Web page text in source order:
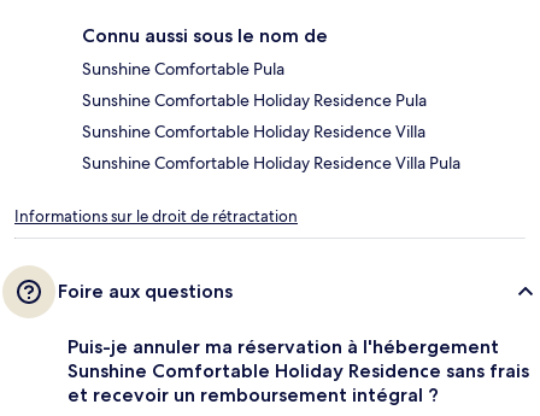
Connu aussi sous le nom de
Sunshine Comfortable Pula
Sunshine Comfortable Holiday Residence Pula
Sunshine Comfortable Holiday Residence Villa
Sunshine Comfortable Holiday Residence Villa Pula
Informations sur le droit de rétractation
Foire aux questions
Puis-je annuler ma réservation à l'hébergement
Sunshine Comfortable Holiday Residence sans frais
et recevoir un remboursement intégral ?